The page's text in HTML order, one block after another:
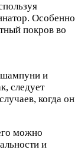
Особенно
покров во
шампуни и
следует
когда он
можно
и